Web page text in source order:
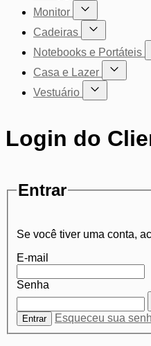
Monitor
Mostrar
Cadeiras
Mostrar
Notebooks e Portáteis
Casa e Lazer
Mostrar
Vestuário
Mostrar
Login do
Entrar
Se você tiver uma conta,
E-mail
Senha
Senha oculta
Entrar Esqueceu sua